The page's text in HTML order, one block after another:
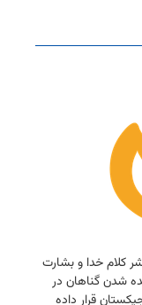
كلام خدا و بشارت
شدن گناهان در
قرار داده